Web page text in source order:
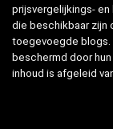
prijsvergelijkings-
die beschikbaar zijn
toegevoegde blogs.
beschermd door
inhoud is afgeleid